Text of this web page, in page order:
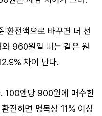
환전액으로 바꾸면 더 선
960원일 때는 같은 원
차이 난다.
100엔당 900원에 매수한
전하면 명목상 11% 이상